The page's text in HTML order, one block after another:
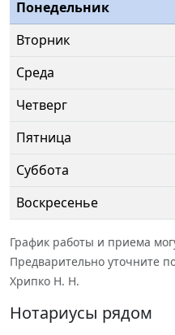
Понедельник
Вторник
Среда
Четверг
Пятница
Суббота
Воскресенье
График работы и приема
Предварительно уточните
Хрипко Н. Н.
Нотариусы рядом